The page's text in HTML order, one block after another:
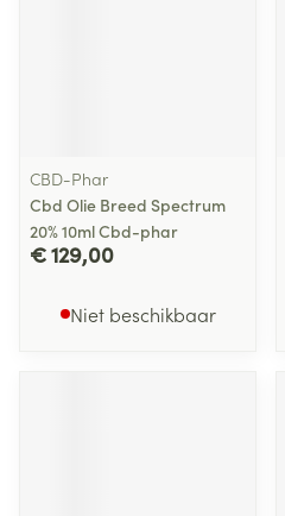
CBD-Phar
Cbd Olie Breed Spectrum
20% 10ml Cbd-phar
€ 129,00
Niet beschikbaar